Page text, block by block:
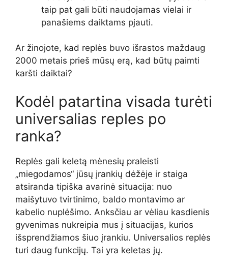
taip pat gali būti naudojamas vielai ir
panašiems daiktams pjauti.
Ar žinojote, kad replės buvo išrastos maždaug
2000 metais prieš mūsų erą, kad būtų paimti
karšti daiktai?
Kodėl patartina visada turėti
universalias reples po
ranka?
Replės gali keletą mėnesių praleisti
„miegodamos“ jūsų įrankių dėžėje ir staiga
atsiranda tipiška avarinė situacija: nuo
maišytuvo tvirtinimo, baldo montavimo ar
kabelio nuplėšimo. Anksčiau ar vėliau kasdienis
gyvenimas nukreipia mus į situacijas, kurios
išsprendžiamos šiuo įrankiu. Universalios replės
turi daug funkcijų. Tai yra keletas jų.